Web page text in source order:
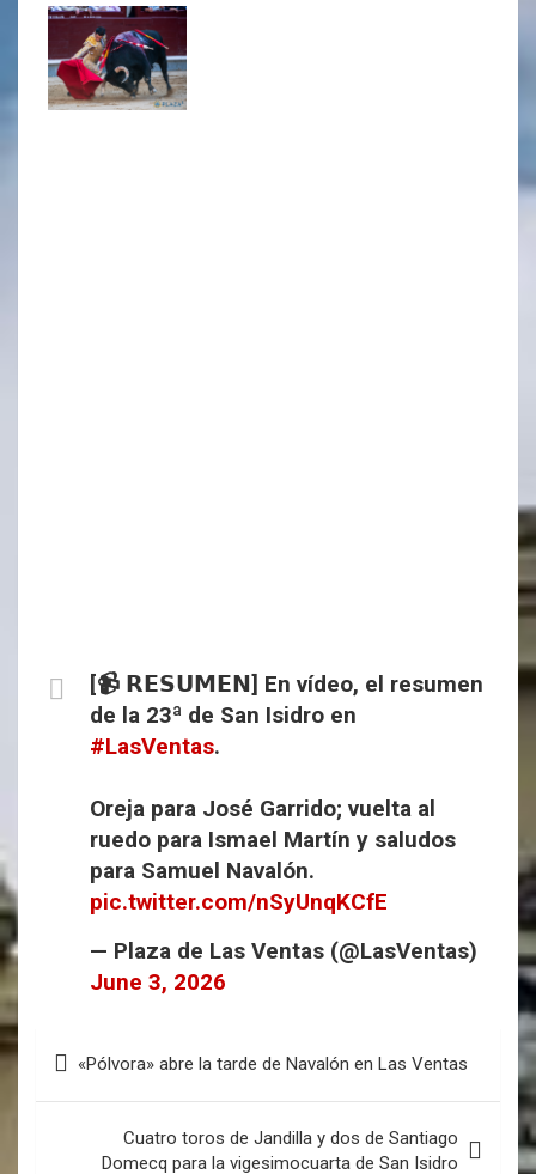
[📹 𝗥𝗘𝗦𝗨𝗠𝗘𝗡] En vídeo, el resumen
de la 23ª de San Isidro en
#LasVentas.
Oreja para José Garrido; vuelta al
ruedo para Ismael Martín y saludos
para Samuel Navalón.
pic.twitter.com/nSyUnqKCfE
— Plaza de Las Ventas (@LasVentas)
June 3, 2026
«Pólvora» abre la tarde de Navalón en Las Ventas
Cuatro toros de Jandilla y dos de Santiago
Domecq para la vigesimocuarta de San Isidro